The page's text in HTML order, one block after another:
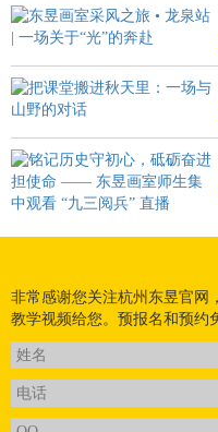
非常感谢您关注杭州东昱官网
教学视频给您。预报名和预约